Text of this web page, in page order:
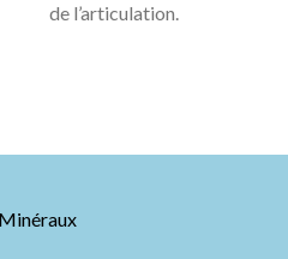
de l’articulation.